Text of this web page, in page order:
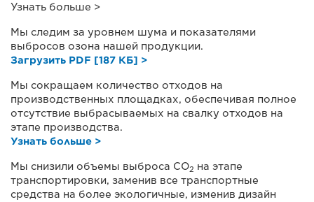
Узнать больше >
Мы следим за уровнем шума и показателями
выбросов озона нашей продукции.
Загрузить PDF [187 КБ] >
Мы сокращаем количество отходов на
производственных площадках, обеспечивая полное
отсутствие выбрасываемых на свалку отходов на
этапе производства.
Узнать больше >
Мы снизили объемы выброса CO2 на этапе
транспортировки, заменив все транспортные
средства на более экологичные, изменив дизайн